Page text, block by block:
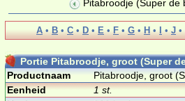
Pitabroodje (Super de
A • B • C • D • E • F • G • H • I • J •
Portie Pitabroodje, groot (Super
Productnaam
Pitabroodje, groot
Eenheid
1 st.